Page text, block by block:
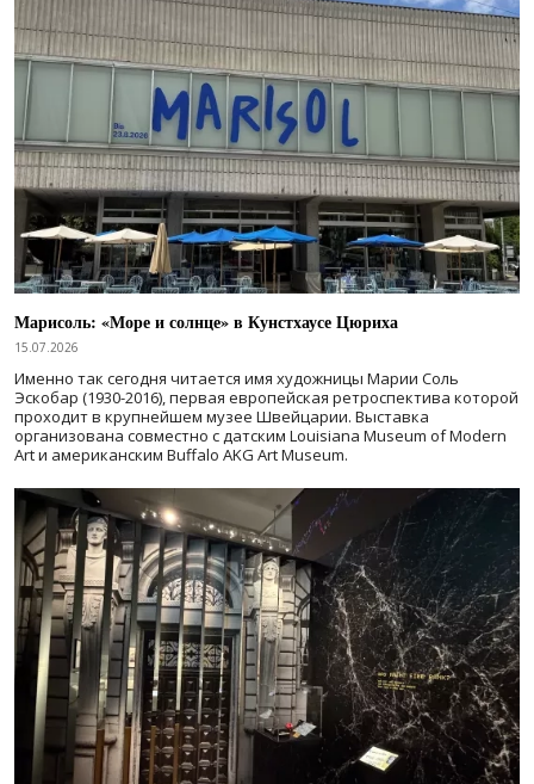
Марисоль: «Море и солнце» в Кунстхаусе Цюриха
15.07.2026
Именно так сегодня читается имя художницы Марии Соль
Эскобар (1930-2016), первая европейская ретроспектива которой
проходит в крупнейшем музее Швейцарии. Выставка
организована совместно с датским Louisiana Museum of Modern
Art и американским Buffalo AKG Art Museum.